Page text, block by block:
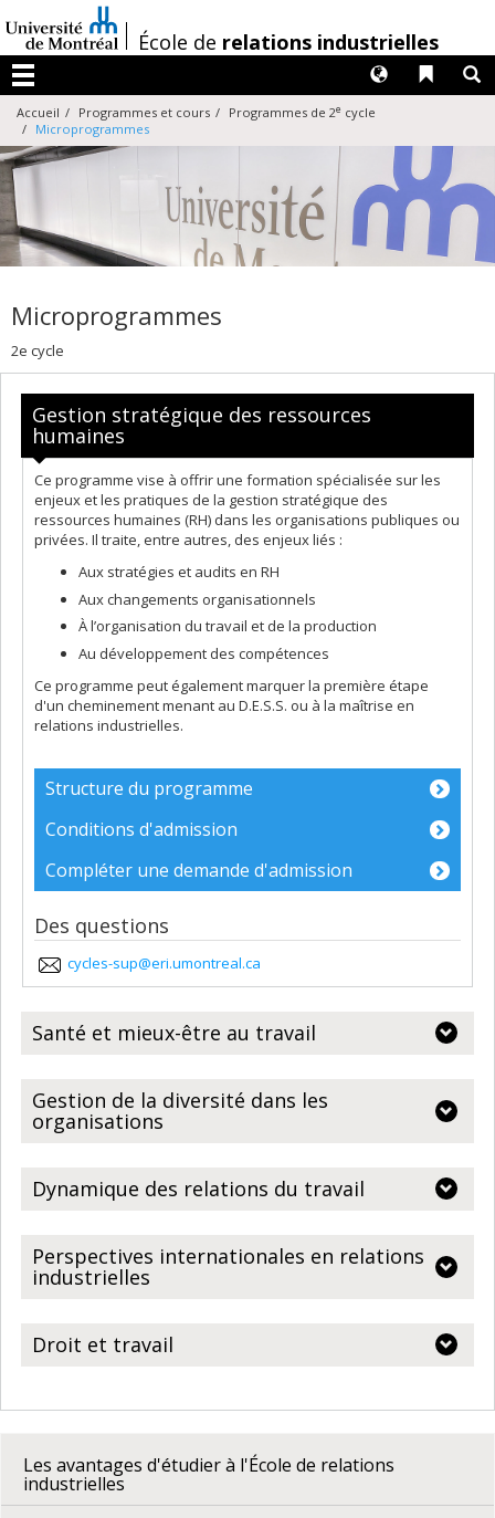
au
contenu
/École de relations industrielles
Menu
Liens
Langues
Accueil Programmes et cours Programmes de 2e cycle
Microprogrammes
Microprogrammes
2e cycle
Gestion stratégique des ressources
humaines
Ce programme vise à offrir une formation spécialisée sur les
enjeux et les pratiques de la gestion stratégique des
ressources humaines (RH) dans les organisations publiques ou
privées. Il traite, entre autres, des enjeux liés :
Aux stratégies et audits en RH
Aux changements organisationnels
À l’organisation du travail et de la production
Au développement des compétences
Ce programme peut également marquer la première étape
d'un cheminement menant au D.E.S.S. ou à la maîtrise en
relations industrielles.
Structure du programme
Conditions d'admission
Compléter une demande d'admission
Des questions
cycles-sup@eri.umontreal.ca
Santé et mieux-être au travail
Gestion de la diversité dans les
organisations
Dynamique des relations du travail
Perspectives internationales en relations
industrielles
Droit et travail
Les avantages d'étudier à l'École de relations
industrielles